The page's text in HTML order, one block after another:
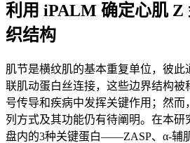
利用 iPALM 确定心肌 Z
织结构
肌节是横纹肌的基本重复单位，彼此
联肌动蛋白丝连接，这些边界结构被
号传导和疾病中发挥关键作用；然
列方式及其功能仍有待阐明。在本研
盘内的3种关键蛋白——ZASP、α-辅